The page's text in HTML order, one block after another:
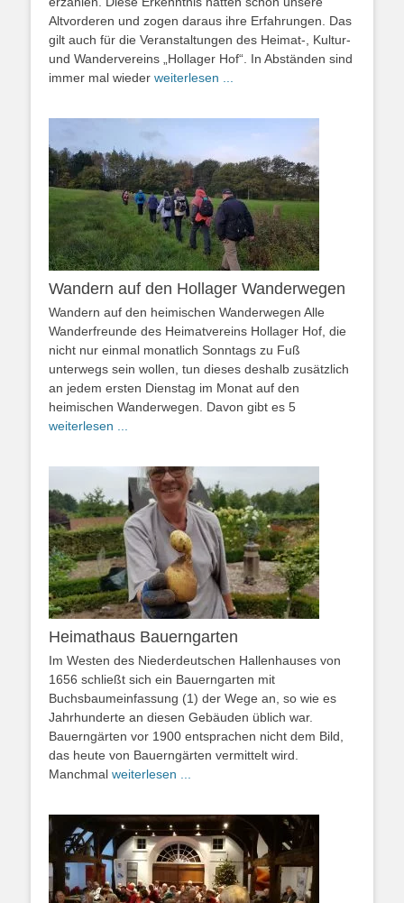
Altvorderen und zogen daraus ihre Erfahrungen. Das
gilt auch für die Veranstaltungen des Heimat-, Kultur-
und Wandervereins „Hollager Hof“. In Abständen sind
immer mal wieder weiterlesen ...
Wandern auf den Hollager Wanderwegen
Wandern auf den heimischen Wanderwegen Alle
Wanderfreunde des Heimatvereins Hollager Hof, die
nicht nur einmal monatlich Sonntags zu Fuß
unterwegs sein wollen, tun dieses deshalb zusätzlich
an jedem ersten Dienstag im Monat auf den
heimischen Wanderwegen. Davon gibt es 5
weiterlesen ...
Heimathaus Bauerngarten
Im Westen des Niederdeutschen Hallenhauses von
1656 schließt sich ein Bauerngarten mit
Buchsbaumeinfassung (1) der Wege an, so wie es
Jahrhunderte an diesen Gebäuden üblich war.
Bauerngärten vor 1900 entsprachen nicht dem Bild,
das heute von Bauerngärten vermittelt wird.
Manchmal weiterlesen ...